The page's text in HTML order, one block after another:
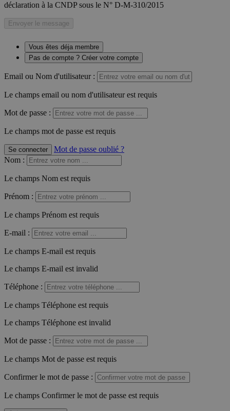
déclaration à la CNDP sous le N° D-M-310/2015
Envoyer le message
Vous êtes déja membre
Pas de compte ? Créer votre compte
Email ou Nom d'utilisateur :
Le champs email ou nom d'utilisateur est requis
Mot de passe :
Le champs mot de passe est requis
Se connecter
Mot de passe oublié ?
Nom :
Le champs Nom est requis
Prénom :
Le champs Prénom est requis
E-mail :
Le champs E-mail est requis
Le champs E-mail est invalid
Téléphone :
Le champs Téléphone est requis
Le champs Téléphone est invalid
Mot de passe :
Le champs Mot de passe est requis
Confirmer le mot de passe :
Le champs Confirmer le mot de passe est requis